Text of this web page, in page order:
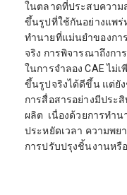
ในตลาดที่ประสบความ
ขึ้นรูปที่ใช้กันอย่างแพร่
ทำนายที่แม่นยำของกา
จริง การพิจารณาถึงก
ในการจำลอง CAE ไม่
ขึ้นรูปจริงได้ดีขึ้น แต่ยั
การสื่อสารอย่างมีประ
ผลิต เนื่องด้วยการทำ
ประหยัดเวลา ความพย
การปรับปรุงชิ้นงานหรื